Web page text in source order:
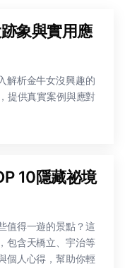
象與實用應
解析金牛女沒興趣的
提供真實案例與應對
10隱藏祕境
值得一遊的景點？這
包含天橋立、宇治等
個人心得，幫助你輕